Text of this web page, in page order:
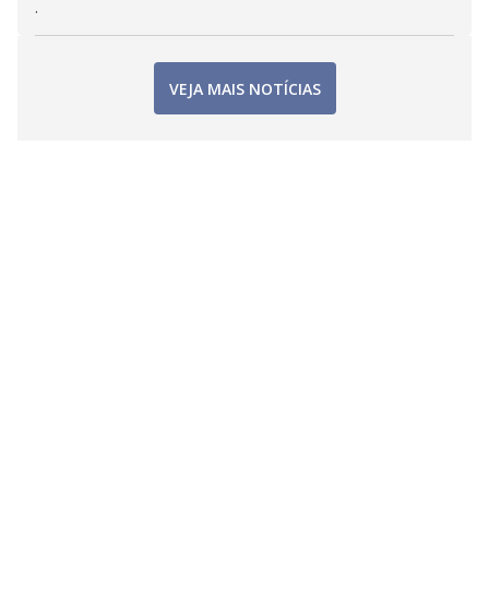
.
VEJA MAIS NOTÍCIAS